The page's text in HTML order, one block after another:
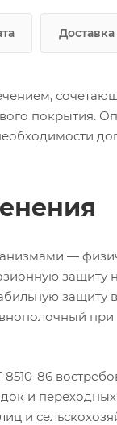
Доставка
покрытия.
—
защиту
защиту
86
и переходных
и